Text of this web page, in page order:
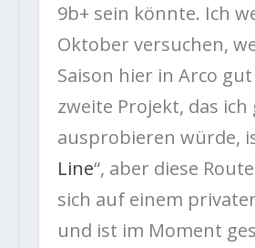
9b+ sein könnte. Ich
Oktober versuchen,
Saison hier in Arco gut
zweite Projekt, das ich
ausprobieren würde,
Line“, aber diese
sich auf einem
und ist im Moment